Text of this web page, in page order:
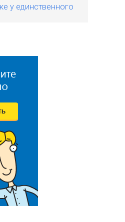
у единственного